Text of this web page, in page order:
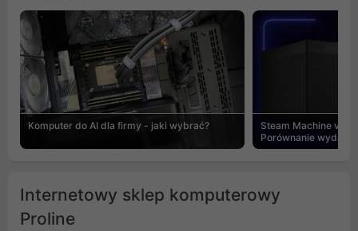
Komputer do AI dla firmy - jaki wybrać?
Steam Machine vs
Porównanie
Internetowy sklep komputerowy
Proline